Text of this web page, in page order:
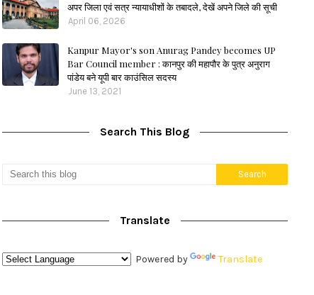
अपर जिला एवं सत्र न्यायाधीशों के तबादले, देखें अपने जिले की सूची
April 06, 2026
Kanpur Mayor's son Anurag Pandey becomes UP
Bar Council member : कानपुर की महापौर के पुत्र अनुराग
पांडेय बने यूपी बार काउंसिल सदस्य
June 13, 2021
Search This Blog
Translate
Powered by Translate